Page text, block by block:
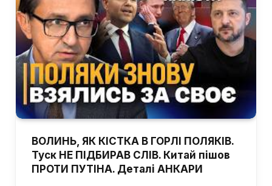
ВОЛИНЬ, ЯК КІСТКА В ГОРЛІ ПОЛЯКІВ.
Туск НЕ ПІДБИРАВ СЛІВ. Китай пішов
ПРОТИ ПУТІНА. Деталі АНКАРИ